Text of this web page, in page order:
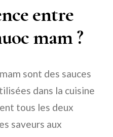
entre
mam ?
sont des sauces
dans la cuisine
tous les deux
saveurs aux